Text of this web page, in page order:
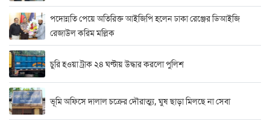
পদোন্নতি পেয়ে অতিরিক্ত আইজিপি হলেন ঢাকা রেঞ্জের ডিআইজি
রেজাউল করিম মল্লিক
চুরি হওয়া ট্রাক ২৪ ঘণ্টায় উদ্ধার করলো পুলিশ
ভূমি অফিসে দালাল চক্রের দৌরাত্ম্য, ঘুষ ছাড়া মিলছে না সেবা